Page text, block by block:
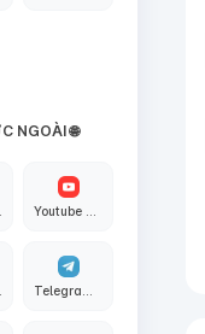
NGOÀI 🌐